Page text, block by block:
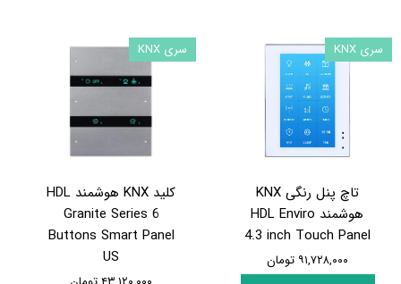
تاچ پنل رنگی KNX
هوشمند HDL Enviro
4.3 inch Touch Panel
۹۱,۷۲۸,۰۰۰ تومان
سری KNX
کلید KNX هوشمند HDL
Granite Series 6
Buttons Smart Panel
US
سری KNX